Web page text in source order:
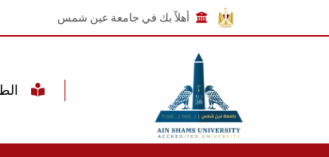
أهلاً بك في جامعة عين شمس